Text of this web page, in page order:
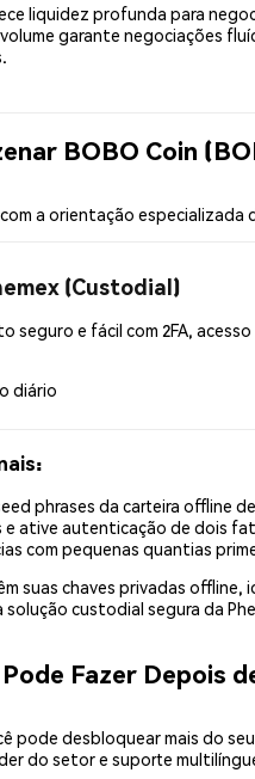
liquidez profunda para
garante negociações
BOBO Coin
a orientação especializada
(Custodial)
seguro e fácil com 2FA, acesso
diário
phrases da carteira offline
e ative autenticação de dois
com pequenas quantias
suas chaves privadas
custodial segura da
Fazer Depois
pode desbloquear mais do
do setor e suporte